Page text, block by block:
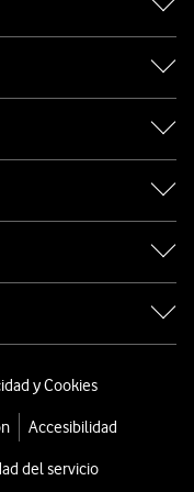
y Cookies
Accesibilidad
del servicio